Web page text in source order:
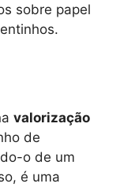
sobre papel
valorização
de
o de um
é uma